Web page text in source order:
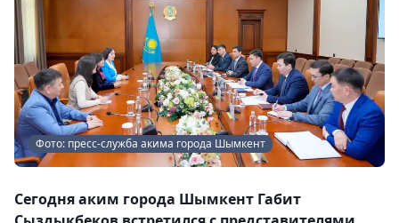
Фото: пресс-служба акима города Шымкент
Сегодня аким города Шымкент Габит